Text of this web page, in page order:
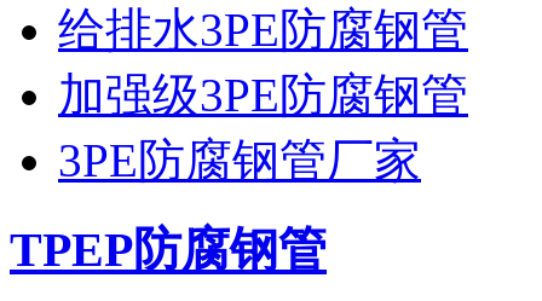
给排水3PE防腐钢管
加强级3PE防腐钢管
3PE防腐钢管厂家
TPEP防腐钢管